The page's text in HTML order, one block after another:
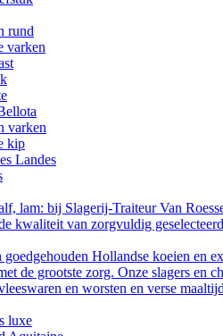
rund
varken
varken
kip
Landes
lam: bij Slagerij-Traiteur Van
kwaliteit van zorgvuldig
goedgehouden Hollandse koeien en
de grootste zorg. Onze slagers en
en worsten en verse
luxe